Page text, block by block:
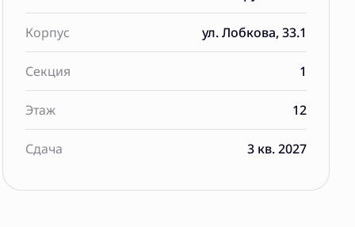
Корпус ул. Лобкова, 33.1
Секция 1
Этаж 12
Сдача 3 кв. 2027